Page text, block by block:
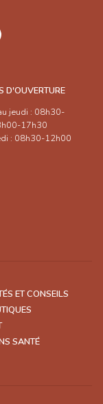
D'OUVERTURE
jeudi : 08h30-
17h30
: 08h30-12h00
ET CONSEILS
SANTÉ